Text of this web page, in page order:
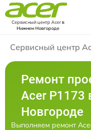
Сервисный центр Acerв
Нижнем Новгороде
Сервисный центр
Ремонт
Acer
Новгороде
Выполняем ремонт